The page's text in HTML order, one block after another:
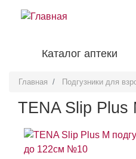
содержаниюКаталог аптеки
Главная Подгузники для
TENA Slip Plus